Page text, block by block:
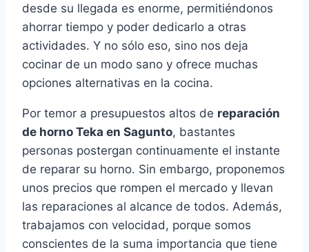
desde su llegada es enorme, permitiéndonos
ahorrar tiempo y poder dedicarlo a otras
actividades. Y no sólo eso, sino nos deja
cocinar de un modo sano y ofrece muchas
opciones alternativas en la cocina.
Por temor a presupuestos altos de reparación
de horno Teka en Sagunto, bastantes
personas postergan continuamente el instante
de reparar su horno. Sin embargo, proponemos
unos precios que rompen el mercado y llevan
las reparaciones al alcance de todos. Además,
trabajamos con velocidad, porque somos
conscientes de la suma importancia que tiene